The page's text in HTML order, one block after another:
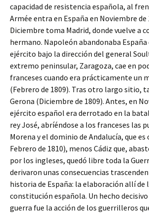
capacidad de resistencia española, al
Armée entra en España en Noviembre de
Diciembre toma Madrid, donde vuelve a
hermano. Napoleón abandonaba
ejército bajo la dirección del general
extremo peninsular, Zaragoza, cae en
franceses cuando era prácticamente un
(Febrero de 1809). Tras otro largo sitio,
Gerona (Diciembre de 1809). Antes, en
ejército español era derrotado en la
rey José, abríéndose a los franceses las
Morena y el dominio de Andalucía, que es
Febrero de 1810), menos Cádiz que,
por los ingleses, quedó libre toda la
derivaron unas consecuencias
historia de España: la elaboración allí de
constitución española. Un hecho
guerra fue la acción de los guerrilleros